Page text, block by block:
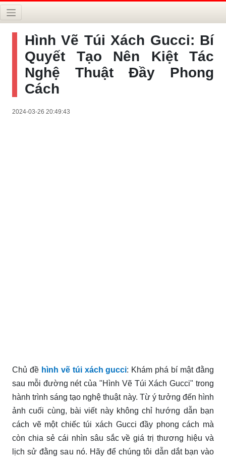
Hình Vẽ Túi Xách Gucci: Bí
Quyết Tạo Nên Kiệt Tác
Nghệ Thuật Đầy Phong
Cách
2024-03-26 20:49:43
Chủ đề hình vẽ túi xách gucci: Khám phá bí mật đằng
sau mỗi đường nét của "Hình Vẽ Túi Xách Gucci" trong
hành trình sáng tạo nghệ thuật này. Từ ý tưởng đến hình
ảnh cuối cùng, bài viết này không chỉ hướng dẫn bạn
cách vẽ một chiếc túi xách Gucci đầy phong cách mà
còn chia sẻ cái nhìn sâu sắc về giá trị thương hiệu và
lịch sử đằng sau nó. Hãy để chúng tôi dẫn dắt bạn vào